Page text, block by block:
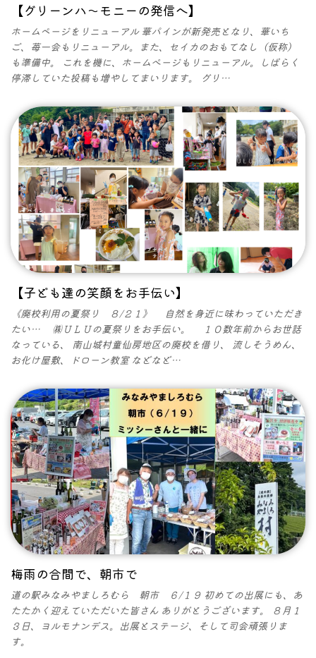
【グリーンハ～モニーの発信へ】
ホームページをリニューアル 華パインが新発売となり、華いち
ご、苺一会もリニューアル。また、セイカのおもてなし（仮称）
も準備中。 これを機に、ホームぺージもリニューアル。しばらく
停滞していた投稿も増やしてまいります。 グリ…
【子ども達の笑顔をお手伝い】
《廃校利用の夏祭り ８/２１》 自然を身近に味わっていただき
たい… ㈱ＵＬＵの夏祭りをお手伝い。 １０数年前からお世話
なっている、 南山城村童仙房地区の廃校を借り、 流しそうめん、
お化け屋敷、ドローン教室 などなど…
梅雨の合間で、朝市で
道の駅みなみやましろむら 朝市 ６/１９ 初めての出展にも、あ
たたかく迎えていただいた皆さん ありがとうございます。 ８月１
３日、ヨルモナンデス。出展とステージ、そして司会頑張りま
す。